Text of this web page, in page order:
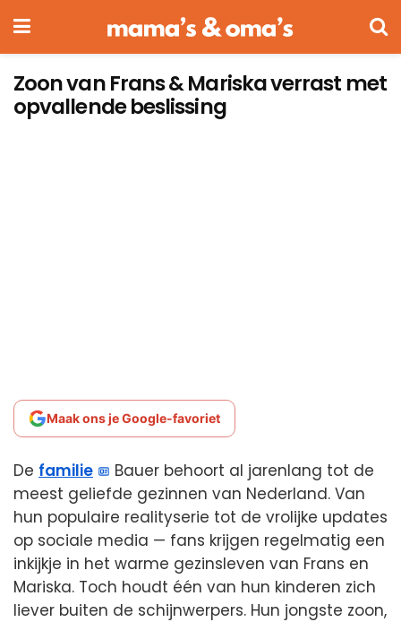
Zoon van Frans & Mariska verrast met
opvallende beslissing
Maak ons je Google-favoriet
De familie
Bauer behoort al jarenlang tot de
meest geliefde gezinnen van Nederland. Van
hun populaire realityserie tot de vrolijke updates
op sociale media — fans krijgen regelmatig een
inkijkje in het warme gezinsleven van Frans en
Mariska. Toch houdt één van hun kinderen zich
liever buiten de schijnwerpers. Hun jongste zoon,